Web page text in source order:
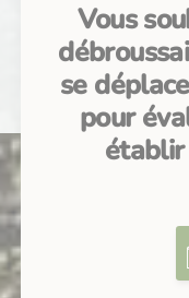
Vous
se
pour